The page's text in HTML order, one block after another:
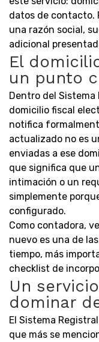
datos de contacto.
una razón social,
adicional
El
un punto
Dentro del
domicilio fiscal
notifica
actualizado no es
enviadas a ese
que significa que
intimación o un
simplemente
configurado.
Como contadora,
nuevo es una de
tiempo, más
checklist de
Un
dominar
El Sistema
que más se